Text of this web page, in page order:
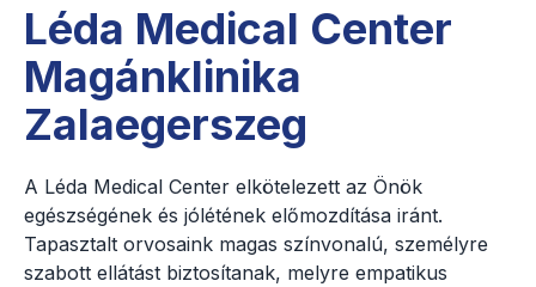
Léda Medical Center
Magánklinika
Zalaegerszeg
A Léda Medical Center elkötelezett az Önök
egészségének és jólétének előmozdítása iránt.
Tapasztalt orvosaink magas színvonalú, személyre
szabott ellátást biztosítanak, melyre empatikus